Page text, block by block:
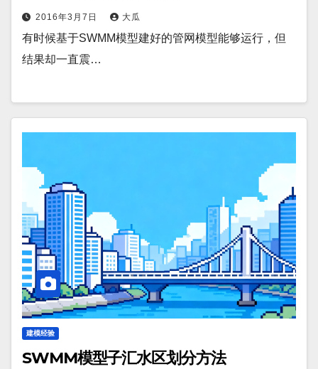
2016年3月7日 大瓜
有时候基于SWMM模型建好的管网模型能够运行，但
结果却一直震…
建模经验
SWMM模型子汇水区划分方法